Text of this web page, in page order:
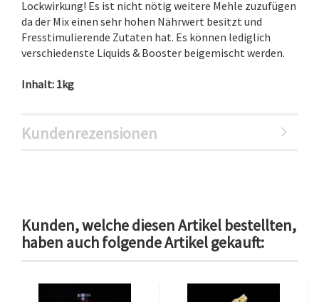
Lockwirkung! Es ist nicht nötig weitere Mehle zuzufügen
da der Mix einen sehr hohen Nährwert besitzt und
Fresstimulierende Zutaten hat. Es können lediglich
verschiedenste Liquids & Booster beigemischt werden.
Inhalt: 1kg
Kundenrezensionen
Kunden, welche diesen Artikel bestellten,
haben auch folgende Artikel gekauft: